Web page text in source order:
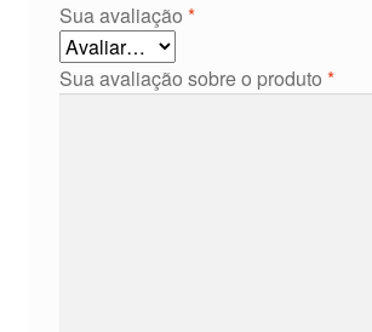
Sua avaliação *
Sua avaliação sobre o produto *